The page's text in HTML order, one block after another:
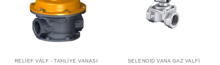
RELIEF VALF - TAHLIYE VANASI SELENOID VANA GAZ VALFI